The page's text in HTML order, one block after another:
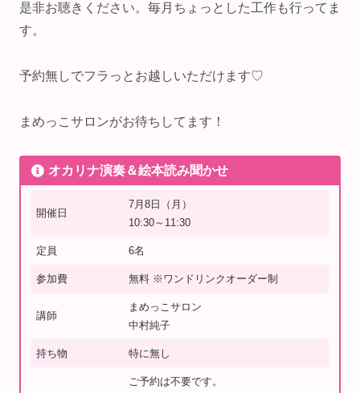
是非お聴きください。毎月ちょっとした工作も行ってま
す。
予約無しでフラっとお越しいただけます♡
まめっこサロンがお待ちしてます！
オカリナ演奏＆絵本読み聞かせ
開催日
7月8日（月）
10:30～11:30
定員 6名
参加費 無料 ※ワンドリンクオーダー制
講師
まめっこサロン
中村純子
持ち物 特に無し
ご予約は不要です。